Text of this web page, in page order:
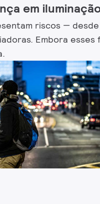
em
riscos —
Embora